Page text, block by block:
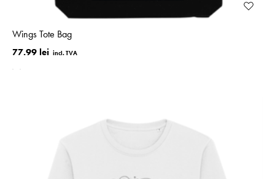
Wings Tote Bag
77.99 lei